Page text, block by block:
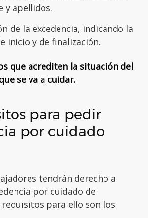
y apellidos.
de la excedencia, indicando la
inicio y de finalización.
que acrediten la situación del
se va a cuidar.
para pedir
por cuidado
tendrán derecho a
por cuidado de
para ello son los